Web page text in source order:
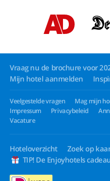
Vraag nu de brochure voor
Mijn hotel aanmelden
Veelgestelde vragen Mag mijn
Impressum
Privacybeleid
Vacature
Hoteloverzicht Zoek op
TIP! De Enjoyhotels